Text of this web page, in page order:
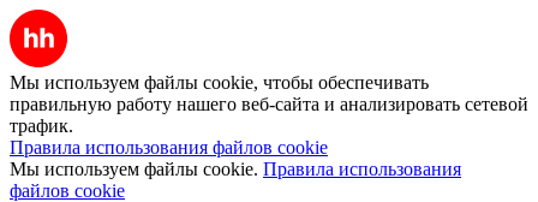
Мы используем файлы cookie, чтобы обеспечивать
правильную работу нашего веб-сайта и анализировать сетевой
трафик.
Правила использования файлов cookie
Мы используем файлы cookie. Правила использования
файлов cookie